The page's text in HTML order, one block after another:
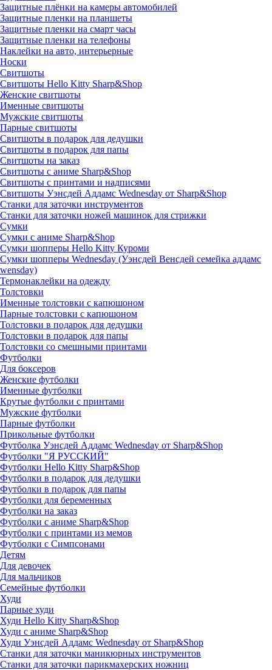
Защитные плёнки на камеры автомобилей
Защитные пленки на планшеты
Защитные пленки на смарт часы
Защитные пленки на телефоны
Наклейки на авто, интерьерные
Носки
Свитшоты
Cвитшоты Hello Kitty Sharp&Shop
Женские свитшоты
Именные свитшоты
Мужские свитшоты
Парные свитшоты
Свитшоты в подарок для дедушки
Свитшоты в подарок для папы
Свитшоты на заказ
Свитшоты с аниме Sharp&Shop
Свитшоты с принтами и надписями
Свитшоты Уэнсдей Аддамс Wednesday от Sharp&Shop
Станки для заточки инструментов
Станки для заточки ножей машинок для стрижки
Сумки
Сумки с аниме Sharp&Shop
Сумки шопперы Hello Kitty Куроми
Сумки шопперы Wednesday (Уэнсдей Венсдей семейка аддамс
wensday)
Термонаклейки на одежду
Толстовки
Именные толстовки с капюшоном
Парные толстовки с капюшоном
Толстовки в подарок для дедушки
Толстовки в подарок для папы
Толстовки со смешными принтами
Футболки
Для боксеров
Женские футболки
Именные футболки
Крутые футболки с принтами
Мужские футболки
Парные футболки
Прикольные футболки
Футболка Уэнсдей Аддамс Wednesday от Sharp&Shop
Футболки "Я РУССКИЙ"
Футболки Hello Kitty Sharp&Shop
Футболки в подарок для дедушки
Футболки в подарок для папы
Футболки для беременных
Футболки на заказ
Футболки с аниме Sharp&Shop
Футболки с принтами из мемов
Футболки с Симпсонами
Детям
Для девочек
Для мальчиков
Семейные футболки
Худи
Парные худи
Худи Hello Kitty Sharp&Shop
Худи с аниме Sharp&Shop
Худи Уэнсдей Аддамс Wednesday от Sharp&Shop
Станки для заточки маникюрных инструментов
Станки для заточки парикмахерских ножниц